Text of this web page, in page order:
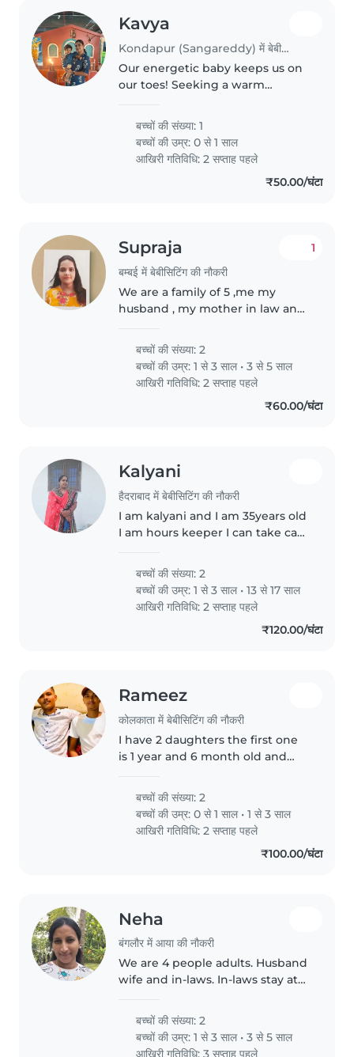
Kavya
Kondapur (Sangareddy) में बेबीसिटिंग की नौकरी
Our energetic baby keeps us on
our toes! Seeking a warm
with light cooking, preferably
natural in English. Must love
playful, creative little explorers.
बच्चों की संख्या: 1
बच्चों की उम्र:0 से 1 साल
आखिरी गतिविधि: 2 सप्ताह पहले
₹50.00/घंटा
Supraja
बम्बई में बेबीसिटिंग की नौकरी
1
We are a family of 5 ,me my
husband , my mother in law and
busy working and my mother in
law takes care of kids for now
but she needs support to take
care..
बच्चों की संख्या: 2
बच्चों की उम्र:1 से 3 साल •3 से 5 साल
आखिरी गतिविधि: 2 सप्ताह पहले
₹60.00/घंटा
Kalyani
हैदराबाद में बेबीसिटिंग की नौकरी
I am kalyani and I am 35years old
I am hours keeper I can take care
बच्चों की संख्या: 2
बच्चों की उम्र:1 से 3 साल •13 से 17 साल
आखिरी गतिविधि: 2 सप्ताह पहले
₹120.00/घंटा
Rameez
कोलकाता में बेबीसिटिंग की नौकरी
I have 2 daughters the first one
is 1 year and 6 month old and
need a babysitter or nanny asap.
I live alone with my daughter's
their mother passed..
बच्चों की संख्या: 2
बच्चों की उम्र:0 से 1 साल •1 से 3 साल
आखिरी गतिविधि: 2 सप्ताह पहले
₹100.00/घंटा
Neha
बंगलौर में आया की नौकरी
We are 4 people adults. Husband
wife and in-laws. In-laws stay at
बच्चों की संख्या: 2
बच्चों की उम्र:1 से 3 साल •3 से 5 साल
आखिरी गतिविधि: 3 सप्ताह पहले